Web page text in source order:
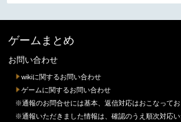
ゲームまとめ
お問い合わせ
wikiに関するお問い合わせ
ゲームに関するお問い合わせ
※通報のお問合せには基本、返信対応はおこなってお
※通報いただきました情報は、確認のうえ順次対応い